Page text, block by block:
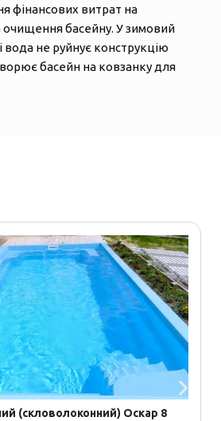
фінансових витрат на
очищення басейну. У зимовий
вода не руйнує конструкцію
басейн на ковзанку для
(скловолоконний) Оскар 8